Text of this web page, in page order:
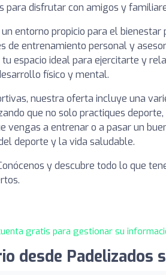
disfrutar con amigos y
entorno propicio para el bienestar
de entrenamiento personal y
espacio ideal para ejercitarte y
físico y mental.
nuestra oferta incluye una
que no solo practiques
vengas a entrenar o a pasar un
deporte y la vida saludable.
y descubre todo lo que
gratis para gestionar su
desde Padelizados